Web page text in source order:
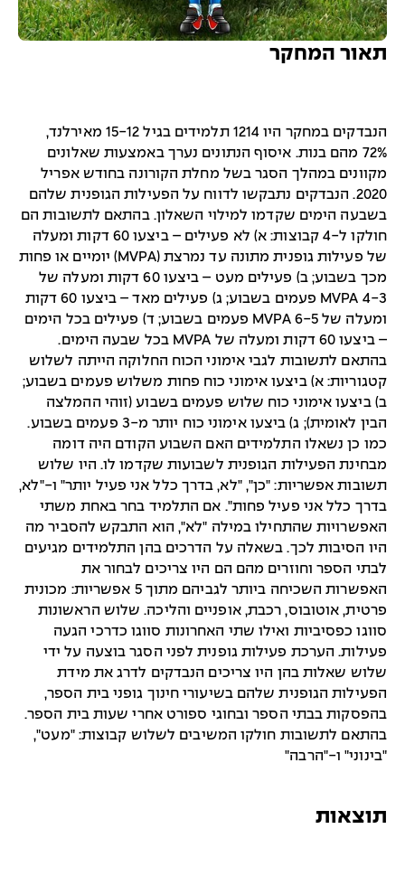
תאור המחקר
הנבדקים במחקר היו 1214 תלמידים בגיל 15-12 מאירלנד,
72% מהם בנות. איסוף הנתונים נערך באמצעות שאלונים
מקוונים במהלך הסגר בשל מחלת הקורונה בחודש אפריל
2020. הנבדקים נתבקשו לדווח על הפעילות הגופנית שלהם
בשבעה הימים שקדמו למילוי השאלון. בהתאם לתשובות הם
חולקו ל-4 קבוצות: א) לא פעילים – ביצעו 60 דקות ומעלה
של פעילות גופנית מתונה עד נמרצת (MVPA) יומיים או פחות
מכך בשבוע; ב) פעילים מעט – ביצעו 60 דקות ומעלה של
MVPA 4-3 פעמים בשבוע; ג) פעילים מאד – ביצעו 60 דקות
ומעלה של MVPA 6-5 פעמים בשבוע; ד) פעילים בכל הימים
– ביצעו 60 דקות ומעלה של MVPA בכל שבעה הימים.
בהתאם לתשובות לגבי אימוני הכוח החלוקה הייתה לשלוש
קטגוריות: א) ביצעו אימוני כוח פחות משלוש פעמים בשבוע;
ב) ביצעו אימוני כוח שלוש פעמים בשבוע (זוהי ההמלצה
הבין לאומית); ג) ביצעו אימוני כוח יותר מ-3 פעמים בשבוע.
כמו כן נשאלו התלמידים האם השבוע הקודם היה דומה
מבחינת הפעילות הגופנית לשבועות שקדמו לו. היו שלוש
תשובות אפשריות: "כן", "לא, בדרך כלל אני פעיל יותר" ו-"לא,
בדרך כלל אני פעיל פחות". אם התלמיד בחר באחת משתי
האפשרויות שהתחילו במילה "לא", הוא התבקש להסביר מה
היו הסיבות לכך. בשאלה על הדרכים בהן התלמידים מגיעים
לבתי הספר וחוזרים מהם הם היו צריכים לבחור את
האפשרות השכיחה ביותר לגביהם מתוך 5 אפשריות: מכונית
פרטית, אוטובוס, רכבת, אופניים והליכה. שלוש הראשונות
סווגו כפסיביות ואילו שתי האחרונות סווגו כדרכי הגעה
פעילות. הערכת פעילות גופנית לפני הסגר בוצעה על ידי
שלוש שאלות בהן היו צריכים הנבדקים לדרג את מידת
הפעילות הגופנית שלהם בשיעורי חינוך גופני בית הספר,
בהפסקות בבתי הספר ובחוגי ספורט אחרי שעות בית הספר.
בהתאם לתשובות חולקו המשיבים לשלוש קבוצות: "מעט",
"בינוני" ו-"הרבה"
תוצאות